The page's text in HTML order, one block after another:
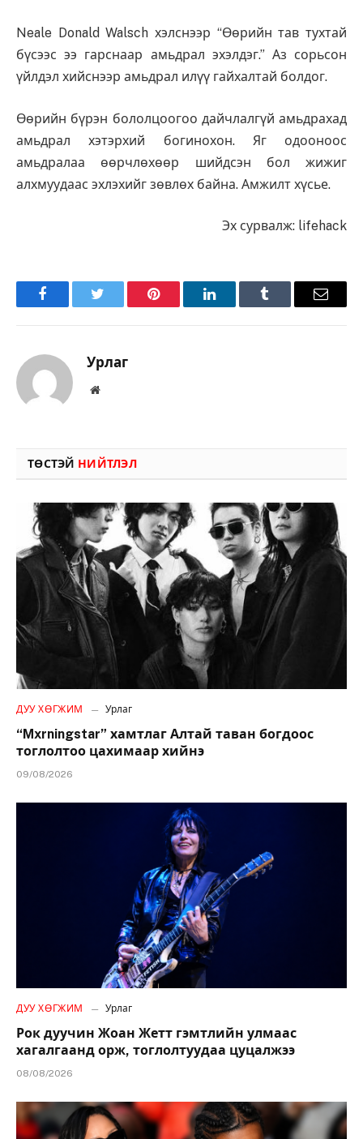
Neale Donald Walsch хэлснээр “Өөрийн тав тухтай
бүсээс ээ гарснаар амьдрал эхэлдэг.” Аз сорьсон
үйлдэл хийснээр амьдрал илүү гайхалтай болдог.
Өөрийн бүрэн бололцоогоо дайчлалгүй амьдрахад
амьдрал хэтэрхий богинохон. Яг одооноос
амьдралаа өөрчлөхөөр шийдсэн бол жижиг
алхмуудаас эхлэхийг зөвлөх байна. Амжилт хүсье.
Эх сурвалж: lifehack
FacebookTwitter Pinterest LinkedInTumblr Имэйл
Урлаг
Вэбсайт
ТӨСТЭЙ НИЙТЛЭЛ
ДУУ ХӨГЖИМ Урлаг
“Mxrningstar” хамтлаг Алтай таван богдоос
тоглолтоо цахимаар хийнэ
09/08/2026
ДУУ ХӨГЖИМ Урлаг
Рок дуучин Жоан Жетт гэмтлийн улмаас
хагалгаанд орж, тоглолтуудаа цуцалжээ
08/08/2026